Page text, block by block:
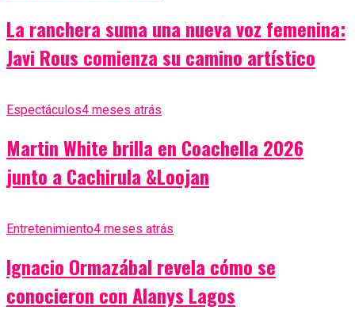
La ranchera suma una nueva voz femenina:
Javi Rous comienza su camino artístico
Espectáculos4 meses atrás
Martin White brilla en Coachella 2026
junto a Cachirula &Loojan
Entretenimiento4 meses atrás
Ignacio Ormazábal revela cómo se
conocieron con Alanys Lagos